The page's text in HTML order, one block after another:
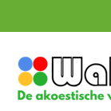
direct
naar
de
hoofdinhoud